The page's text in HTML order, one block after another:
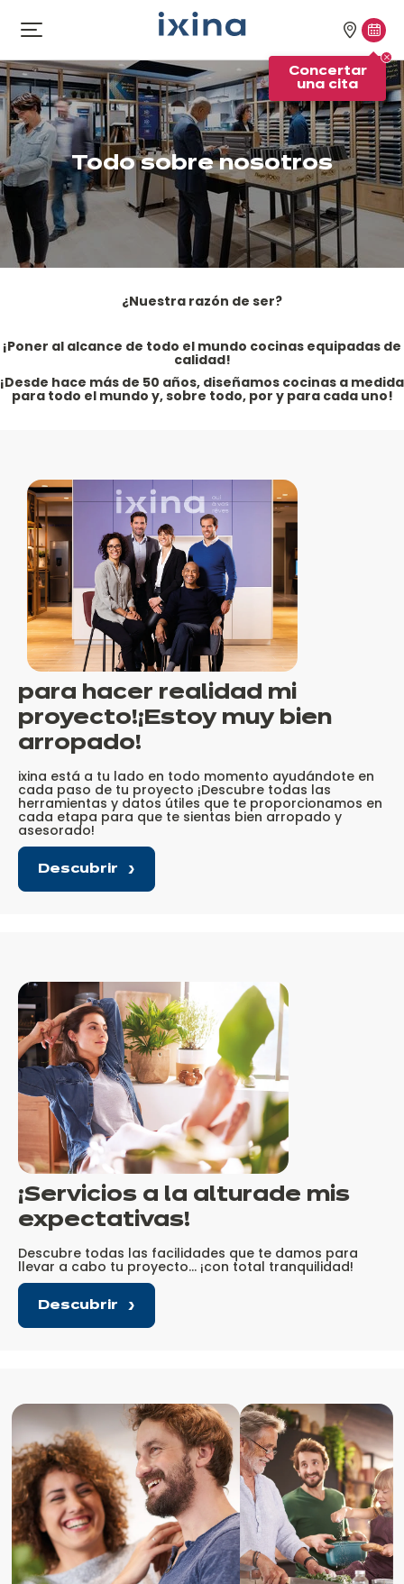
Abrir
el
menú
tiendas
una
cita
Concertar
una cita
Todo sobre nosotros
¿Nuestra razón de ser?
¡Poner al alcance de todo el mundo cocinas equipadas de
calidad!
¡Desde hace más de 50 años, diseñamos cocinas a medida
para todo el mundo y, sobre todo, por y para cada uno!
para hacer realidad mi
proyecto!¡Estoy muy bien
arropado!
ixina está a tu lado en todo momento ayudándote en
cada paso de tu proyecto ¡Descubre todas las
herramientas y datos útiles que te proporcionamos en
cada etapa para que te sientas bien arropado y
asesorado!
Descubrir
¡Servicios a la alturade mis
expectativas!
Descubre todas las facilidades que te damos para
llevar a cabo tu proyecto… ¡con total tranquilidad!
Descubrir